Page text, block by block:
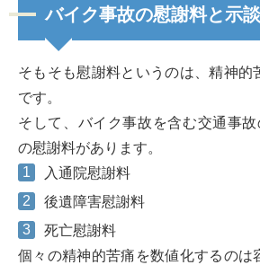
バイク事故の慰謝料と示
そもそも慰謝料というのは、精神的
です。
そして、バイク事故を含む交通事
の慰謝料があります。
入通院慰謝料
後遺障害慰謝料
死亡慰謝料
個々の精神的苦痛を数値化するのは